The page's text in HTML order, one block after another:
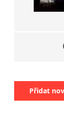
Přidat